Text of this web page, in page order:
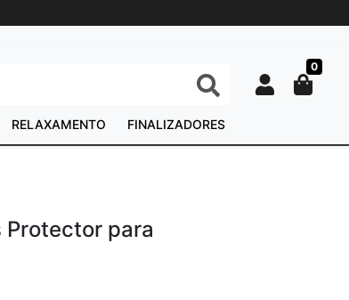
0
RELAXAMENTO FINALIZADORES
Protector para